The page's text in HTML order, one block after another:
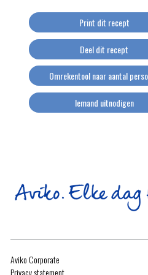
Print dit recept
Deel dit recept
Omrekentool naar aantal
Iemand uitnodigen
Aviko Corporate